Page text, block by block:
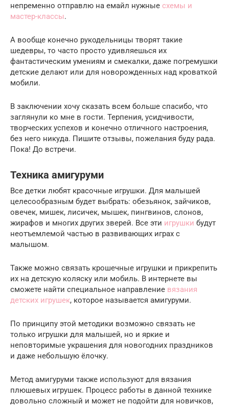
непременно отправлю на емайл нужные схемы и
мастер-классы.
А вообще конечно рукодельницы творят такие
шедевры, то часто просто удивляешься их
фантастическим умениям и смекалки, даже погремушки
детские делают или для новорожденных над кроваткой
мобили.
В заключении хочу сказать всем больше спасибо, что
заглянули ко мне в гости. Терпения, усидчивости,
творческих успехов и конечно отличного настроения,
без него никуда. Пишите отзывы, пожелания буду рада.
Пока! До встречи.
Техника амигуруми
Все детки любят красочные игрушки. Для малышей
целесообразным будет выбрать: обезьянок, зайчиков,
овечек, мишек, лисичек, мышек, пингвинов, слонов,
жирафов и многих других зверей. Все эти игрушки будут
неотъемлемой частью в развивающих играх с
малышом.
Также можно связать крошечные игрушки и прикрепить
их на детскую коляску или мобиль. В интернете вы
сможете найти специальное направление вязания
детских игрушек, которое называется амигуруми.
По принципу этой методики возможно связать не
только игрушки для малышей, но и яркие и
неповторимые украшения для новогодних праздников
и даже небольшую ёлочку.
Метод амигуруми также используют для вязания
плюшевых игрушек. Процесс работы в данной технике
довольно сложный и может не подойти для новичков,